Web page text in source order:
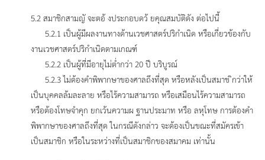
5.2 สมาชิกสามญั จะตอ้ งประกอบดว้ ยคุณสมบัติดัง ต่อไปนี้
5.2.1 เป็นผู้มีผลงานทางด้านเวชศาสตร์ปริกําเนิด หรือเกี่ยวข้องกับ
งานเวชศาสตร์ปริกำเนิดตามเกณฑ์
5.2.2 เป็นผู้ที่มีอายุไม่ต่ำกว่า 20 ปี บริบูรณ์
5.2.3 ไม่ต้องคำพิพากษาของศาลถึงที่สุด หรือหลังเป็นสมาช ิกว่าให้
เป็นบุคคลล้มละลาย หรือไร้ความสามารถ หรือเสมือนไร้ความสามารถ
หรือต้องโทษจำคุก ยกเว้นความผ ฐานประมาท หรือ ลหุโทษ การต้องคำ
พิพากษาของศาลถึงที่สุด ในกรณีดังกล่าว จะต้องเป็นขณะที่สมัครเข้า
เป็นสมาชิก หรือในระหว่างที่เป็นสมาชิกของสมาคม เท่านั้น